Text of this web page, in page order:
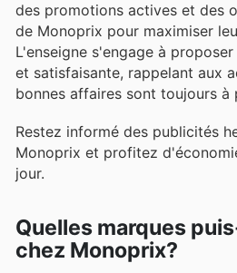
des promotions actives et des
de Monoprix pour maximiser
L'enseigne s'engage à
et satisfaisante, rappelant aux
bonnes affaires sont toujours à
Restez informé des publicités
Monoprix et profitez
jour.
Quelles marques
chez Monoprix?